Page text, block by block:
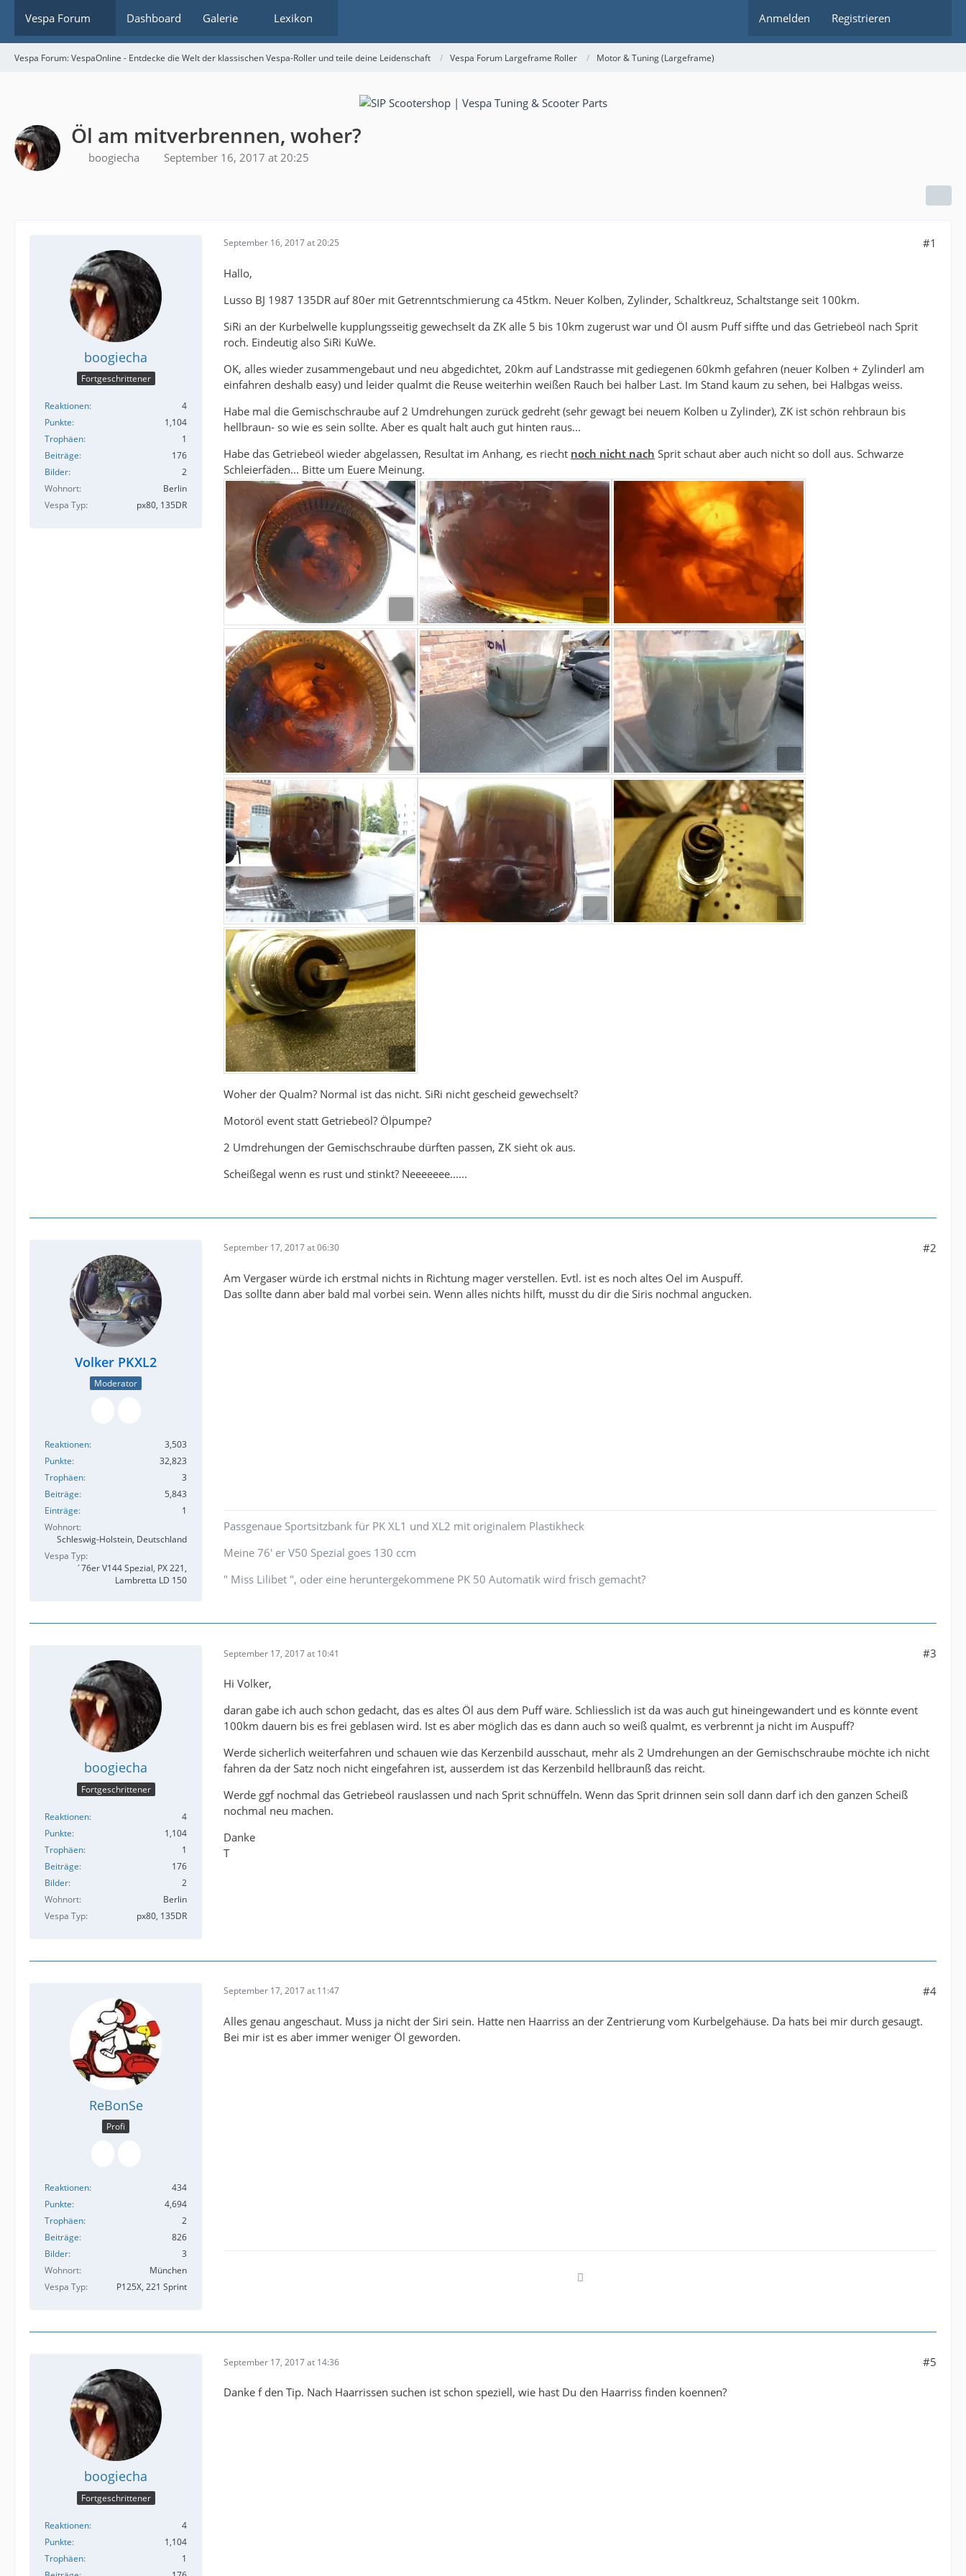
Vespa Forum Dashboard Galerie Lexikon Anmelden Registrieren
Vespa Forum: VespaOnline - Entdecke die Welt der klassischen Vespa-Roller und teile deine Leidenschaft Vespa Forum Largeframe Roller Motor & Tuning (Largeframe)
Öl am mitverbrennen, woher?
boogiecha September 16, 2017 at 20:25
boogiecha
Fortgeschrittener
Reaktionen
4
Punkte
1,104
Trophäen
1
Beiträge
176
Bilder
2
Wohnort
Berlin
Vespa Typ
px80, 135DR
September 16, 2017 at 20:25 #1
Hallo,
Lusso BJ 1987 135DR auf 80er mit Getrenntschmierung ca 45tkm. Neuer Kolben, Zylinder, Schaltkreuz, Schaltstange seit 100km.
SiRi an der Kurbelwelle kupplungsseitig gewechselt da ZK alle 5 bis 10km zugerust war und Öl ausm Puff siffte und das Getriebeöl nach Sprit
roch. Eindeutig also SiRi KuWe.
OK, alles wieder zusammengebaut und neu abgedichtet, 20km auf Landstrasse mit gediegenen 60kmh gefahren (neuer Kolben + Zylinderl am
einfahren deshalb easy) und leider qualmt die Reuse weiterhin weißen Rauch bei halber Last. Im Stand kaum zu sehen, bei Halbgas weiss.
Habe mal die Gemischschraube auf 2 Umdrehungen zurück gedreht (sehr gewagt bei neuem Kolben u Zylinder), ZK ist schön rehbraun bis
hellbraun- so wie es sein sollte. Aber es qualt halt auch gut hinten raus...
Habe das Getriebeöl wieder abgelassen, Resultat im Anhang, es riecht noch nicht nach Sprit schaut aber auch nicht so doll aus. Schwarze
Schleierfäden... Bitte um Euere Meinung.
Woher der Qualm? Normal ist das nicht. SiRi nicht gescheid gewechselt?
Motoröl event statt Getriebeöl? Ölpumpe?
2 Umdrehungen der Gemischschraube dürften passen, ZK sieht ok aus.
Scheißegal wenn es rust und stinkt? Neeeeeee......
Volker PKXL2
Moderator
Reaktionen
3,503
Punkte
32,823
Trophäen
3
Beiträge
5,843
Einträge
1
Wohnort
Schleswig-Holstein, Deutschland
Vespa Typ
´76er V144 Spezial, PX 221,
Lambretta LD 150
September 17, 2017 at 06:30 #2
Am Vergaser würde ich erstmal nichts in Richtung mager verstellen. Evtl. ist es noch altes Oel im Auspuff.
Das sollte dann aber bald mal vorbei sein. Wenn alles nichts hilft, musst du dir die Siris nochmal angucken.
Passgenaue Sportsitzbank für PK XL1 und XL2 mit originalem Plastikheck
Meine 76' er V50 Spezial goes 130 ccm
" Miss Lilibet ", oder eine heruntergekommene PK 50 Automatik wird frisch gemacht?
boogiecha
Fortgeschrittener
Reaktionen
4
Punkte
1,104
Trophäen
1
Beiträge
176
Bilder
2
Wohnort
Berlin
Vespa Typ
px80, 135DR
September 17, 2017 at 10:41 #3
Hi Volker,
daran gabe ich auch schon gedacht, das es altes Öl aus dem Puff wäre. Schliesslich ist da was auch gut hineingewandert und es könnte event
100km dauern bis es frei geblasen wird. Ist es aber möglich das es dann auch so weiß qualmt, es verbrennt ja nicht im Auspuff?
Werde sicherlich weiterfahren und schauen wie das Kerzenbild ausschaut, mehr als 2 Umdrehungen an der Gemischschraube möchte ich nicht
fahren da der Satz noch nicht eingefahren ist, ausserdem ist das Kerzenbild hellbraunß das reicht.
Werde ggf nochmal das Getriebeöl rauslassen und nach Sprit schnüffeln. Wenn das Sprit drinnen sein soll dann darf ich den ganzen Scheiß
nochmal neu machen.
Danke
T
ReBonSe
Profi
Reaktionen
434
Punkte
4,694
Trophäen
2
Beiträge
826
Bilder
3
Wohnort
München
Vespa Typ
P125X, 221 Sprint
September 17, 2017 at 11:47 #4
Alles genau angeschaut. Muss ja nicht der Siri sein. Hatte nen Haarriss an der Zentrierung vom Kurbelgehäuse. Da hats bei mir durch gesaugt.
Bei mir ist es aber immer weniger Öl geworden.

boogiecha
Fortgeschrittener
Reaktionen
4
Punkte
1,104
Trophäen
1
September 17, 2017 at 14:36 #5
Danke f den Tip. Nach Haarrissen suchen ist schon speziell, wie hast Du den Haarriss finden koennen?